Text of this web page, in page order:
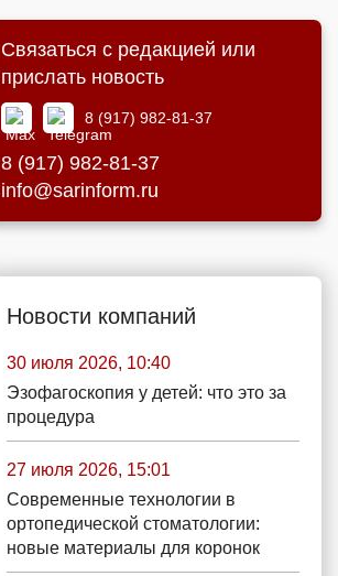
Связаться с редакцией или
прислать новость
8 (917) 982-81-37
8 (917) 982-81-37
info@sarinform.ru
Новости компаний
30 июля 2026, 10:40
Эзофагоскопия у детей: что это за
процедура
27 июля 2026, 15:01
Современные технологии в
ортопедической стоматологии:
новые материалы для коронок